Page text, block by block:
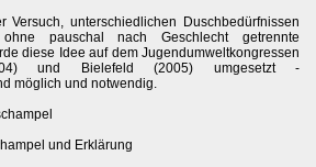
Versuch, unterschiedlichen Duschbedürfnissen
pauschal nach Geschlecht getrennte
diese Idee auf dem Jugendumweltkongressen
und Bielefeld (2005) umgesetzt -
möglich und notwendig.
und Erklärung